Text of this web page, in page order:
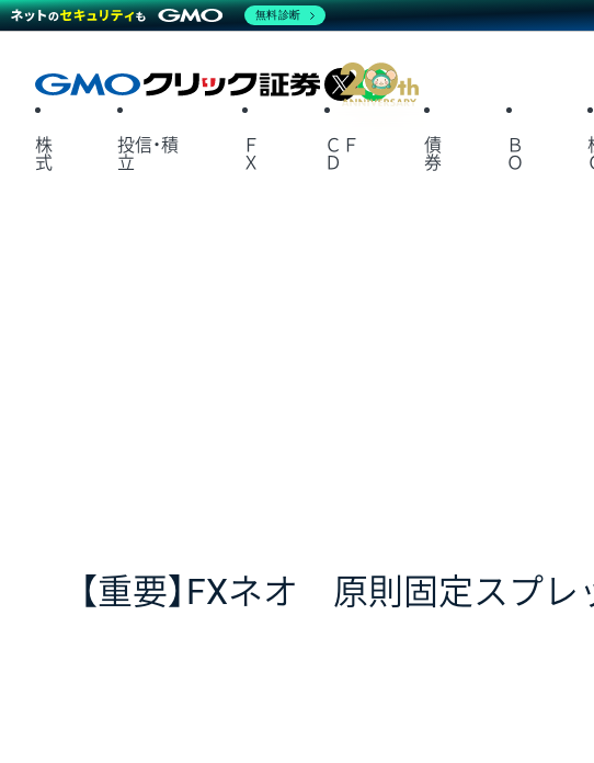
X
株
式
投信・積
立
Ｆ
Ｘ
ＣＦ
Ｄ
債
券
Ｂ
Ｏ
【重要】FXネオ 原則固定スプ
無料診断